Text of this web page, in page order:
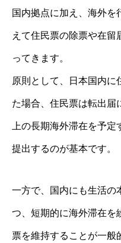
国内拠点に加え、海外を
えて住民票の除票や在留
ってきます。
原則として、日本国内に
た場合、住民票は転出届
上の長期海外滞在を予
提出するのが基本です。
一方で、国内にも生活の
つ、短期的に海外滞在を
票を維持することが一般